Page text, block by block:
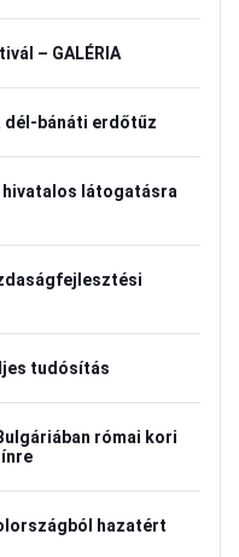
– GALÉRIA
dél-bánáti erdőtűz
látogatásra
tudósítás
római kori
hazatért